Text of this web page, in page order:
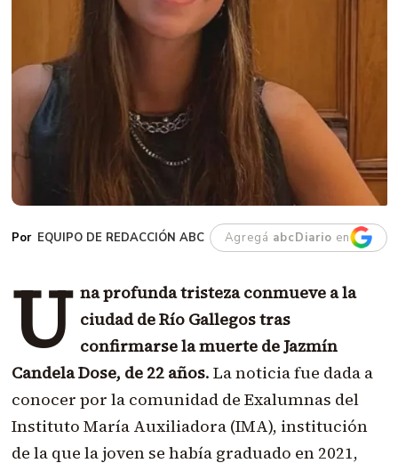
EQUIPO DE REDACCIÓN ABC Agregá abcDiario en
U na profunda tristeza conmueve a la
ciudad de Río Gallegos tras
confirmarse la muerte de Jazmín
Candela Dose, de 22 años. La noticia fue dada a
conocer por la comunidad de Exalumnas del
Instituto María Auxiliadora (IMA), institución
de la que la joven se había graduado en 2021,